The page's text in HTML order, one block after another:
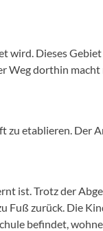
wird. Dieses
Weg dorthin
zu etablieren. Der
ist. Trotz der
Fuß zurück. Die
befindet,